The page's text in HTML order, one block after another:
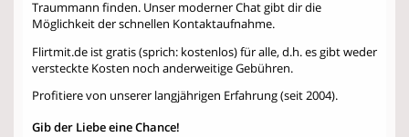
Traummann finden. Unser moderner Chat gibt dir die
Möglichkeit der schnellen Kontaktaufnahme.
Flirtmit.de ist gratis (sprich: kostenlos) für alle, d.h. es gibt weder
versteckte Kosten noch anderweitige Gebühren.
Profitiere von unserer langjährigen Erfahrung (seit 2004).
Gib der Liebe eine Chance!